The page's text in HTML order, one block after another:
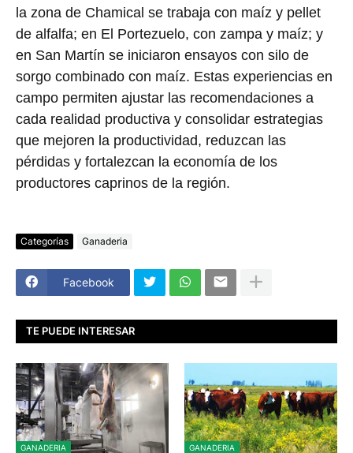
la zona de Chamical se trabaja con maíz y pellet
de alfalfa; en El Portezuelo, con zampa y maíz; y
en San Martín se iniciaron ensayos con silo de
sorgo combinado con maíz. Estas experiencias en
campo permiten ajustar las recomendaciones a
cada realidad productiva y consolidar estrategias
que mejoren la productividad, reduzcan las
pérdidas y fortalezcan la economía de los
productores caprinos de la región.
Categorías Ganaderia
Facebook
TE PUEDE INTERESAR
GANADERIA GANADERIA